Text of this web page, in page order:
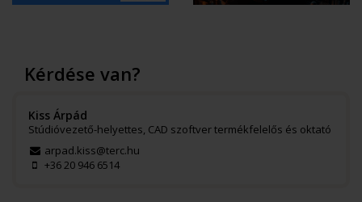
Kérdése van?
Kiss Árpád
Stúdióvezető-helyettes, CAD szoftver termékfelelős és oktató
arpad.kiss@terc.hu
+36 20 946 6514